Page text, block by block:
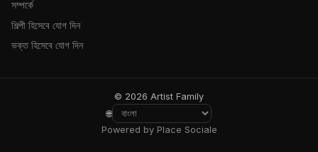
সম্পর্কে
শিল্পী হিসেবে যোগ দিন
ভক্ত হিসেবে যোগ দিন
© 2026 Artist Family
🌐
Powered by Place Sociale